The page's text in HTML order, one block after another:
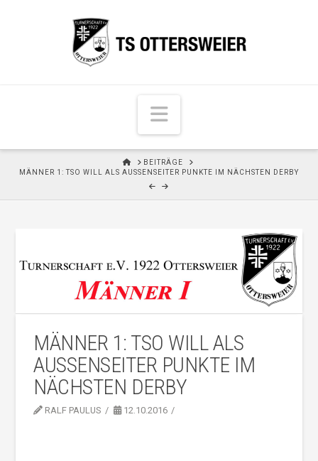
N
a
v
i
g
o
n
O
BEITRÄGE
MÄNNER 1: TSO WILL ALS AUSSENSEITER PUNKTE IM NÄCHSTEN DERBY
MÄNNER 1: TSO WILL ALS
AUSSENSEITER PUNKTE IM N
ÄCHSTEN DERBY
RALF PAULUS 12.10.2016